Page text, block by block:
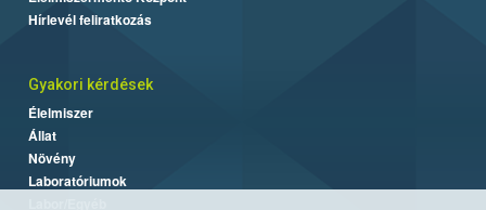
Hírlevél feliratkozás
Gyakori kérdések
Élelmiszer
Állat
Növény
Laboratóriumok